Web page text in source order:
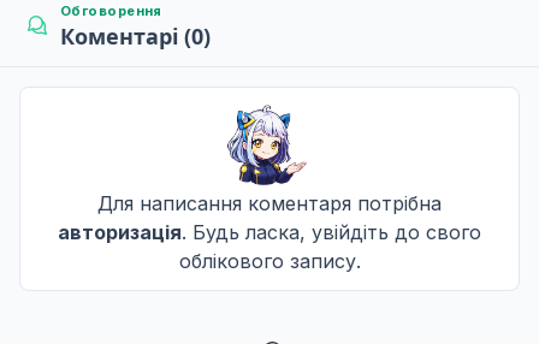
Обговорення
Коментарі (0)
Для написання коментаря потрібна
авторизація. Будь ласка, увійдіть до свого
облікового запису.